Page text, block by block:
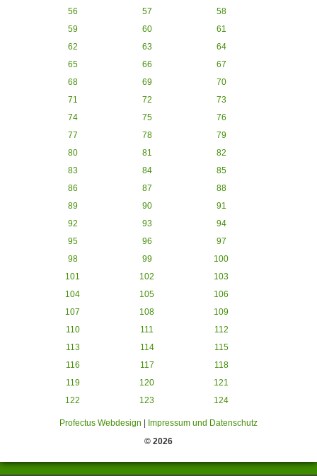
56
57
58
59
60
61
62
63
64
65
66
67
68
69
70
71
72
73
74
75
76
77
78
79
80
81
82
83
84
85
86
87
88
89
90
91
92
93
94
95
96
97
98
99
100
101
102
103
104
105
106
107
108
109
110
111
112
113
114
115
116
117
118
119
120
121
122
123 124
Profectus Webdesign
Impressum und Datenschutz
© 2026